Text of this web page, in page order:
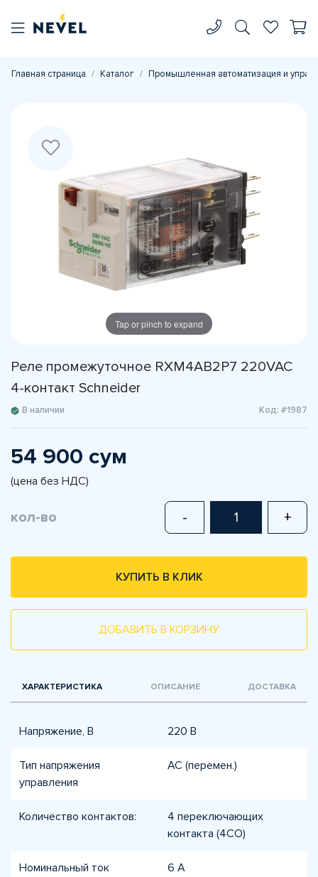
Главная страница Каталог Промышленная автоматизация и
Tap or pinch to expand
Реле промежуточное RXM4AB2P7 220VAC
4-контакт Schneider
В наличии Код: #1987
54 900 сум
(цена без НДС)
кол-во - +
КУПИТЬ В КЛИК
ДОБАВИТЬ В КОРЗИНУ
ХАРАКТЕРИСТИКА ОПИСАНИЕ ДОСТАВКА
Напряжение, В 220 В
Тип напряжения
управления
AC (перемен.)
Количество контактов:
4 переключающих
контакта (4CO)
Номинальный ток
6 А